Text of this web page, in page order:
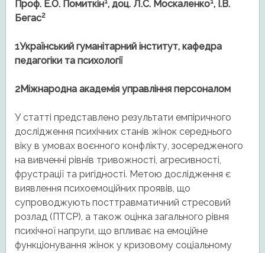
Проф. Е.О. Помиткін , доц. Л.С. Москаленко , І.В.
Бегас2
1Український гуманітарний інститут, кафедра
педагогіки та психології
2Міжнародна академія управління персоналом
У статті представлено результати емпіричного
дослідження психічних станів жінок середнього
віку в умовах воєнного конфлікту, зосередженого
на вивченні рівнів тривожності, агресивності,
фрустрації та ригідності. Метою дослідження є
виявлення психоемоційних проявів, що
супроводжують посттравматичний стресовий
розлад (ПТСР), а також оцінка загального рівня
психічної напруги, що впливає на емоційне
функціонування жінок у кризовому соціальному